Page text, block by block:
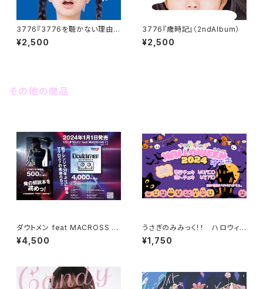
3776『3776を聴かない理由が
あるとすれば』（1stAlbum）
¥2,500
3776『歳時記』（2ndAlbum）
¥2,500
その他の商品
ダウトメン feat MACROSS 7
（Album）+作詞家K.INOJO 解
説本付
¥4,500
うさぎのみみっく！！ ハロウィン
チェキ2024
¥1,750